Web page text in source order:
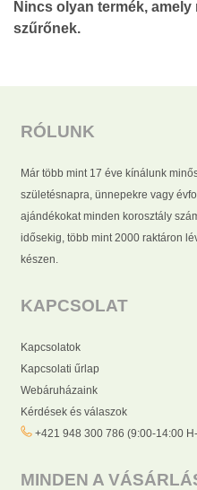
RÓLUNK
Már több mint 17 éve kínálunk
születésnapra, ünnepekre vagy
ajándékokat minden korosztály
idősekig, több mint 2000 raktáron
készen.
KAPCSOLAT
Kapcsolatok
Kapcsolati űrlap
Webáruházaink
Kérdések és válaszok
+421 948 300 786 (9:00-14:00
MINDEN A